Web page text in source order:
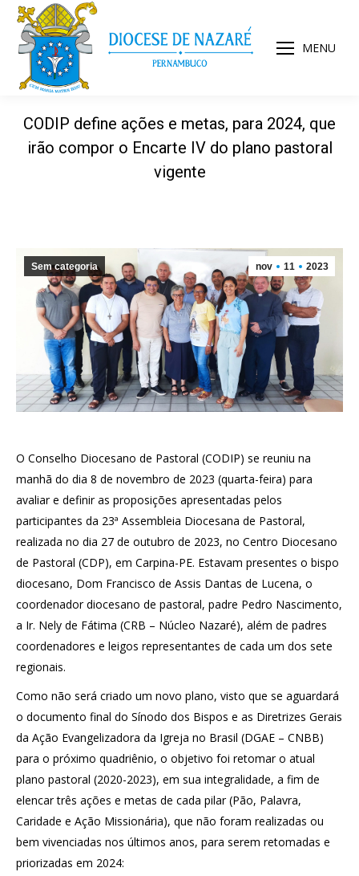
MENU
CODIP define ações e metas, para 2024, que
irão compor o Encarte IV do plano pastoral
vigente
nov 11 2023
Sem categoria
O Conselho Diocesano de Pastoral (CODIP) se reuniu na
manhã do dia 8 de novembro de 2023 (quarta-feira) para
avaliar e definir as proposições apresentadas pelos
participantes da 23ª Assembleia Diocesana de Pastoral,
realizada no dia 27 de outubro de 2023, no Centro Diocesano
de Pastoral (CDP), em Carpina-PE. Estavam presentes o bispo
diocesano, Dom Francisco de Assis Dantas de Lucena, o
coordenador diocesano de pastoral, padre Pedro Nascimento,
a Ir. Nely de Fátima (CRB – Núcleo Nazaré), além de padres
coordenadores e leigos representantes de cada um dos sete
regionais.
Como não será criado um novo plano, visto que se aguardará
o documento final do Sínodo dos Bispos e as Diretrizes Gerais
da Ação Evangelizadora da Igreja no Brasil (DGAE – CNBB)
para o próximo quadriênio, o objetivo foi retomar o atual
plano pastoral (2020-2023), em sua integralidade, a fim de
elencar três ações e metas de cada pilar (Pão, Palavra,
Caridade e Ação Missionária), que não foram realizadas ou
bem vivenciadas nos últimos anos, para serem retomadas e
priorizadas em 2024: